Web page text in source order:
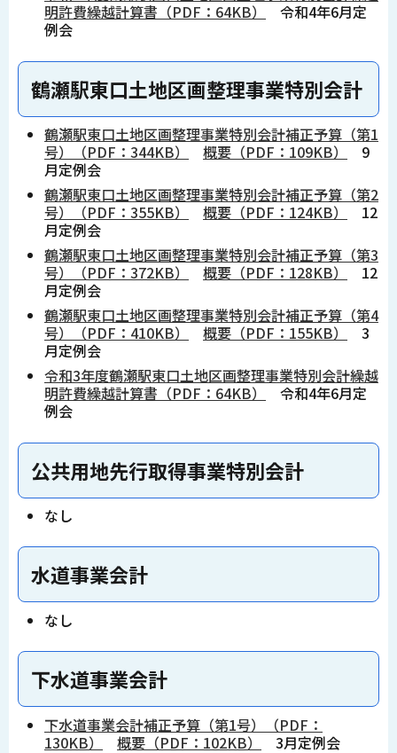
明許費繰越計算書（PDF：64KB）
令和4年6月定
例会
鶴瀬駅東口土地区画整理事業特別会計
鶴瀬駅東口土地区画整理事業特別会計補正予算（第1
号）（PDF：344KB）
概要（PDF：109KB）
9
月定例会
鶴瀬駅東口土地区画整理事業特別会計補正予算（第2
号）（PDF：355KB）
概要（PDF：124KB）
12
月定例会
鶴瀬駅東口土地区画整理事業特別会計補正予算（第3
号）（PDF：372KB）
概要（PDF：128KB）
12
月定例会
鶴瀬駅東口土地区画整理事業特別会計補正予算（第4
号）（PDF：410KB）
概要（PDF：155KB）
3
月定例会
令和3年度鶴瀬駅東口土地区画整理事業特別会計繰越
明許費繰越計算書（PDF：64KB）
令和4年6月定
例会
公共用地先行取得事業特別会計
なし
水道事業会計
なし
下水道事業会計
下水道事業会計補正予算（第1号）（PDF：
130KB）
概要（PDF：102KB）
3月定例会